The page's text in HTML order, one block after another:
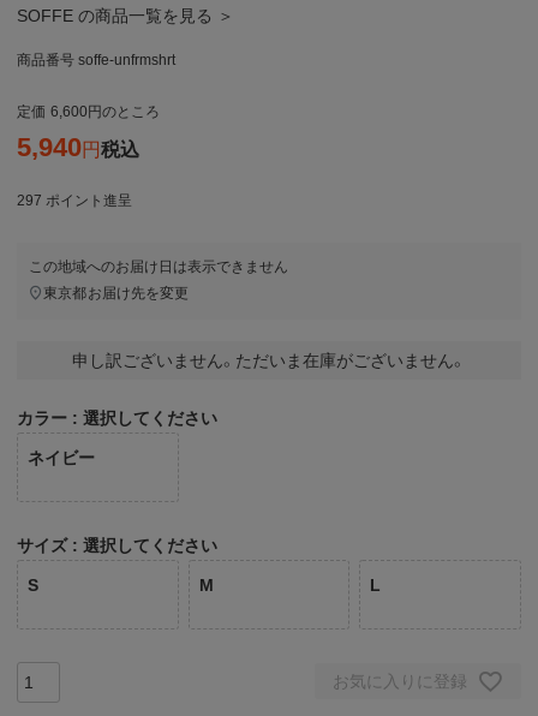
SOFFE の商品一覧を見る ＞
商品番号 soffe-unfrmshrt
定価 6,600 のところ
5,940 税込
297 ポイント進呈
この地域へのお届け日は表示できません
東京都お届け先を変更
申し訳ございません。ただいま在庫がございません。
カラー 選択してください
ネイビー
サイズ 選択してください
S M L
お気に入りに登録